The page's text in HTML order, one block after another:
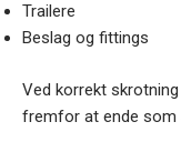
Trailere
Beslag og fittings
Ved korrekt
fremfor at ende som